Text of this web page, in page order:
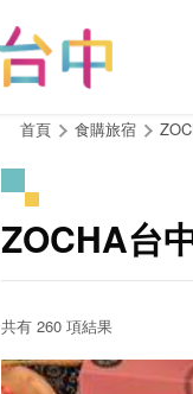
首頁 食購旅宿
ZOCHA台
共有 260 項結果